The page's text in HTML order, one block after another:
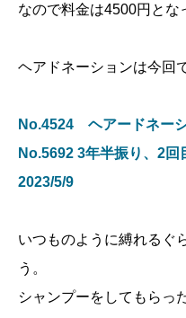
なので料金は4500円とな
ヘアドネーションは今回
No.4524 ヘアードネー
No.5692 3年半振り、2回
2023/5/9
いつものように縛れるぐ
う。
シャンプーをしてもらっ